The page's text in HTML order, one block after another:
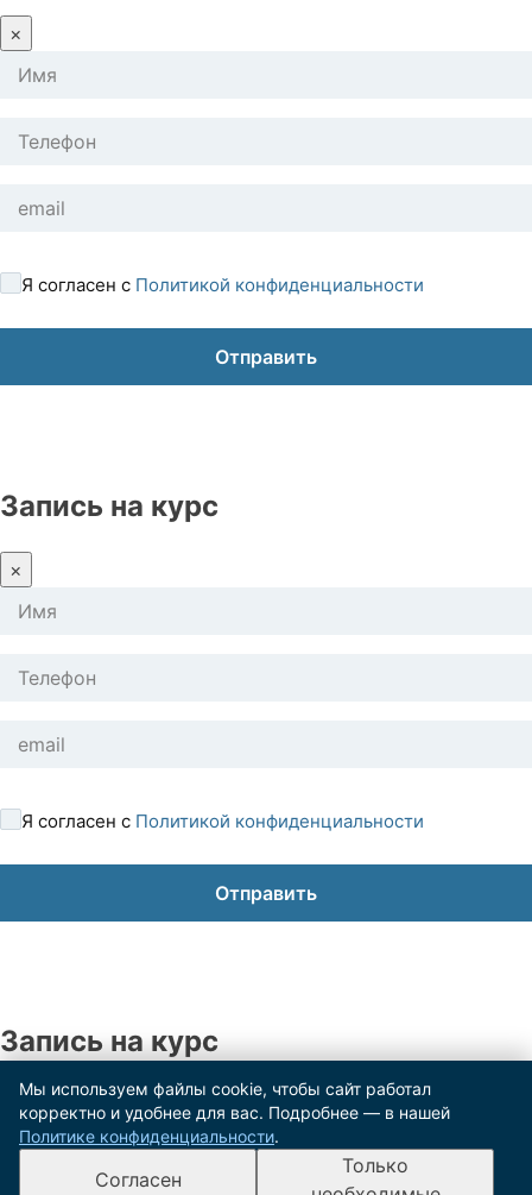
×
Я согласен с Политикой конфиденциальности
Запись на курс
×
Я согласен с Политикой конфиденциальности
Запись на курс
×
Спасибо за заявку!
Наш менеджер свяжется с вами в ближайшее время.
Мы используем файлы cookie, чтобы сайт работал
корректно и удобнее для вас. Подробнее — в нашей
Политике конфиденциальности.
Согласен
Только